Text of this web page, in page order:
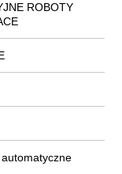
ROBOTY